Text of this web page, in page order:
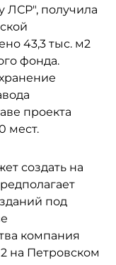
ЛСР", получила
43,3 тыс. м2
фонда.
проекта
мест.
создать на
под
компания
на Петровском